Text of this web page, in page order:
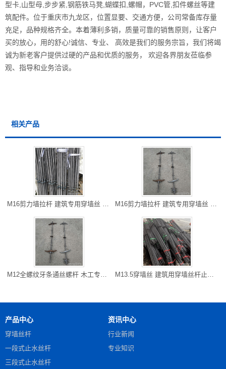
型卡,山型母,步步紧,钢筋铁马凳,蝴蝶扣,螺帽，PVC管,扣件螺丝等建
筑配件。位于重庆市九龙区，位置显要、交通方便，公司常备库存量
充足，品种规格齐全。本着薄利多销，质量可靠的销售原则，让客户
买的放心，用的舒心!诚信、专业、 高效是我们的服务宗旨，我们将竭
诚为新老客户提供过硬的产品和优质的服务， 欢迎各界朋友莅临参
观、指导和业务洽谈。
相关产品
M16剪力墙拉杆 建筑专用穿墙丝 六盘水厂家直销 可以走专线物流 M16剪力墙拉杆 建筑专用穿墙丝 六盘水厂家直销 可以走专线物流
M12全螺纹牙条通丝螺杆 木工专用对拉螺杆 毕节地丝杆加工厂 快速 M13.5穿墙丝 建筑用穿墙丝杆止水对拉螺杆 綦江批发 大量现货
产品中心
穿墙丝杆
一段式止水丝杆
三段式止水丝杆
资讯中心
行业新闻
专业知识